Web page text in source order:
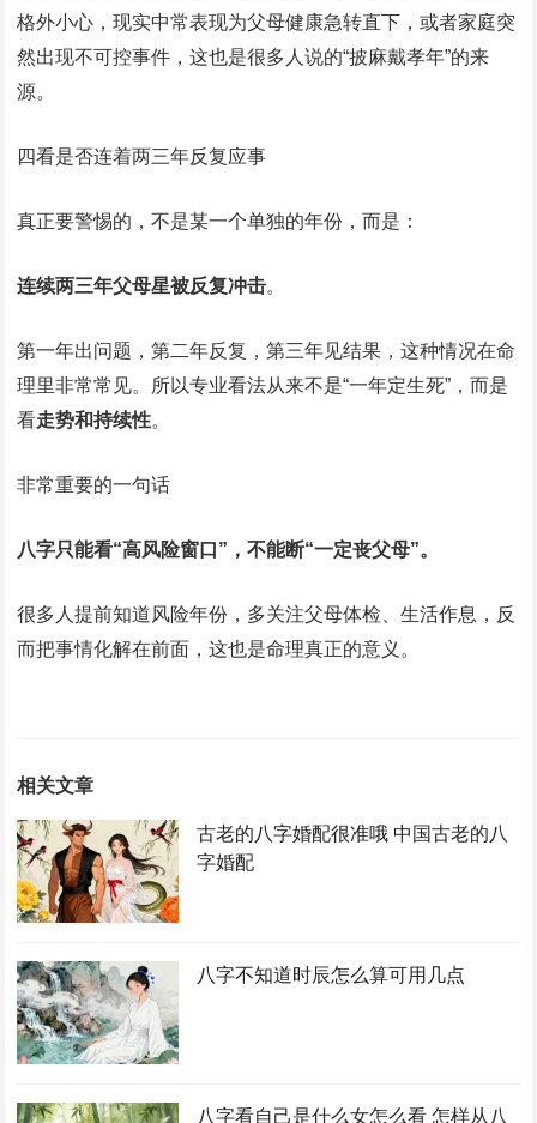
格外小心，现实中常表现为父母健康急转直下，或者家庭突
然出现不可控事件，这也是很多人说的“披麻戴孝年”的来
源。
四看是否连着两三年反复应事
真正要警惕的，不是某一个单独的年份，而是：
连续两三年父母星被反复冲击。
第一年出问题，第二年反复，第三年见结果，这种情况在命
理里非常常见。所以专业看法从来不是“一年定生死”，而是
看走势和持续性。
非常重要的一句话
八字只能看“高风险窗口”，不能断“一定丧父母”。
很多人提前知道风险年份，多关注父母体检、生活作息，反
而把事情化解在前面，这也是命理真正的意义。
相关文章
古老的八字婚配很准哦 中国古老的八
字婚配
八字不知道时辰怎么算可用几点
八字看自己是什么女怎么看 怎样从八